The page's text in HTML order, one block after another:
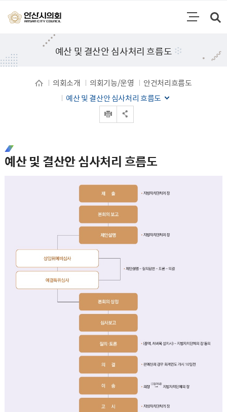
예산 및 결산안 심사처리 흐름도
의회소개 의회기능/운영
안건처리흐름도
예산 및 결산안 심사처리 흐름도
예산 및 결산안 심사처리 흐름도